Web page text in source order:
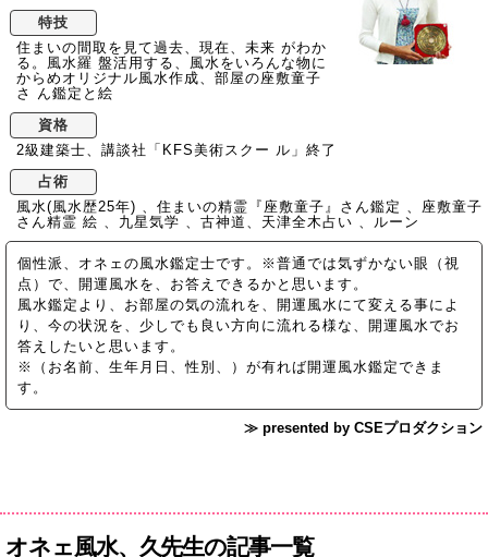
特技
住まいの間取を見て過去、現在、未来 がわか
る。風水羅 盤活用する、風水をいろんな物に
からめオリジナル風水作成、部屋の座敷童子
さ ん鑑定と絵
資格
2級建築士、講談社「KFS美術スクー ル」終了
占術
風水(風水歴25年) 、住まいの精霊『座敷童子』さん鑑定 、座敷童子
さん精霊 絵 、九星気学 、古神道、天津全木占い 、ルーン
個性派、オネェの風水鑑定士です。※普通では気ずかない眼（視
点）で、開運風水を、お答えできるかと思います。
風水鑑定より、お部屋の気の流れを、開運風水にて変える事によ
り、今の状況を、少しでも良い方向に流れる様な、開運風水でお
答えしたいと思います。
※（お名前、生年月日、性別、）が有れば開運風水鑑定できま
す。
≫ presented by CSEプロダクション
オネェ風水、久先生の記事一覧